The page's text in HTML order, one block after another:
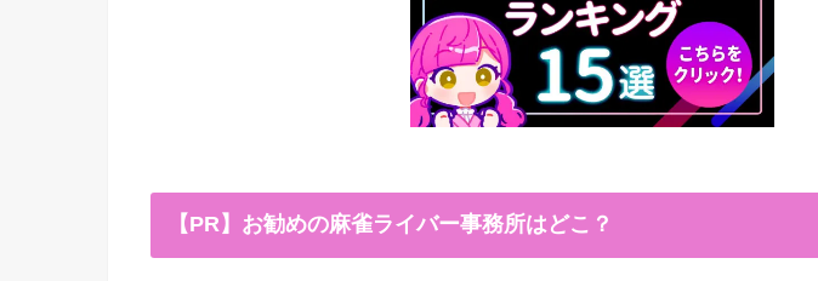
【PR】お勧めの麻雀ライバー事務所はどこ？